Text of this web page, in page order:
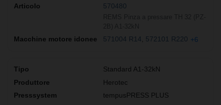
570480
571004 R14 572101 R220 +6
Standard A1-32kN
Herotec
tempusPRESS PLUS